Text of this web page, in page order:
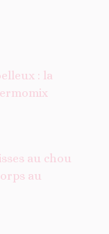
: la
au chou
au